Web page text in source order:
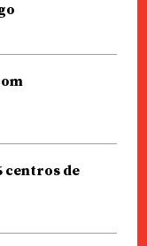
centros de